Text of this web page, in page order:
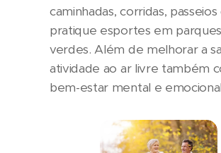
caminhadas, corridas,
pratique esportes em
verdes. Além de melhorar a
atividade ao ar livre também
bem-estar mental e